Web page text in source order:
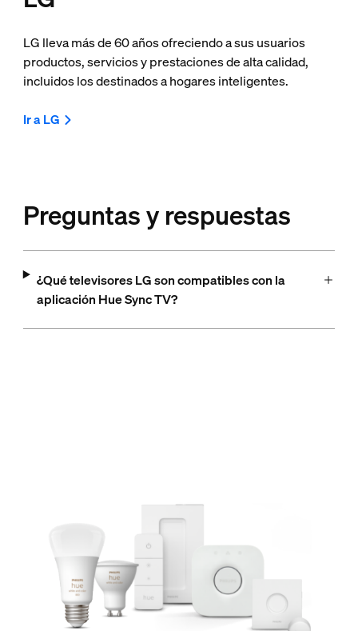
LG lleva más de 60 años ofreciendo a sus usuarios
productos, servicios y prestaciones de alta calidad,
incluidos los destinados a hogares inteligentes.
Ir a LG
Preguntas y respuestas
¿Qué televisores LG son compatibles con la
aplicación Hue Sync TV?